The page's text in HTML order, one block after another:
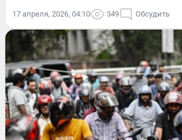
17 апреля, 2026, 04:10 349 Обсудить